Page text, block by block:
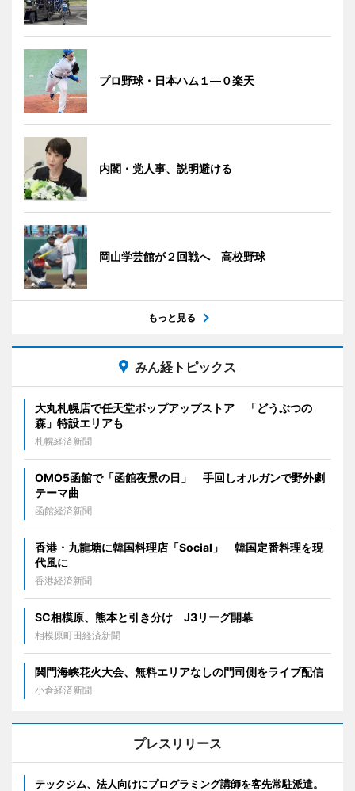
プロ野球・日本ハム１―０楽天
内閣・党人事、説明避ける
岡山学芸館が２回戦へ 高校野球
もっと見る
みん経トピックス
大丸札幌店で任天堂ポップアップストア 「どうぶつの
森」特設エリアも
札幌経済新聞
OMO5函館で「函館夜景の日」 手回しオルガンで野外劇
テーマ曲
函館経済新聞
香港・九龍塘に韓国料理店「Social」 韓国定番料理を現
代風に
香港経済新聞
SC相模原、熊本と引き分け J3リーグ開幕
相模原町田経済新聞
関門海峡花火大会、無料エリアなしの門司側をライブ配信
小倉経済新聞
プレスリリース
テックジム、法人向けにプログラミング講師を客先常駐派遣。